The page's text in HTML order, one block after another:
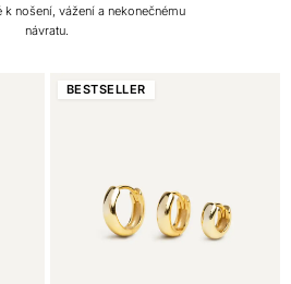
k nošení, vážení a nekonečnému
návratu.
BESTSELLER